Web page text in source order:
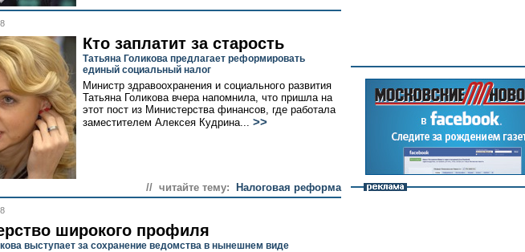
Кто заплатит за старость
Татьяна Голикова предлагает реформировать
единый социальный налог
Министр здравоохранения и социального развития
Татьяна Голикова вчера напомнила, что пришла на
этот пост из Министерства финансов, где работала
заместителем Алексея Кудрина... >>
// читайте тему: Налоговая реформа
широкого профиля
выступает за сохранение ведомства в нынешнем виде